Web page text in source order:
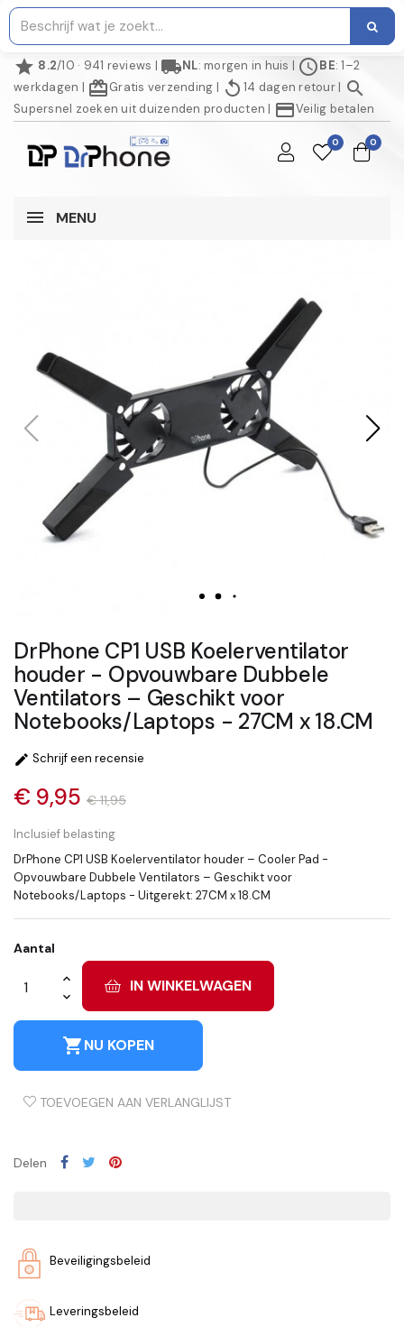
star 8.2/10 · 941 reviews | local_shippingNL: morgen in huis | scheduleBE: 1–2
werkdagen | redeemGratis verzending | replay 14 dagen retour| search
Supersnel zoeken uit duizenden producten | credit_cardVeilig betalen
0 0
MENU
DrPhone CP1 USB Koelerventilator
houder - Opvouwbare Dubbele
Ventilators – Geschikt voor
Notebooks/Laptops - 27CM x 18.CM
 Schrijf een recensie
€ 9,95 € 11,95
Inclusief belasting
DrPhone CP1 USB Koelerventilator houder – Cooler Pad -
Opvouwbare Dubbele Ventilators – Geschikt voor
Notebooks/Laptops - Uitgerekt: 27CM x 18.CM
Aantal
IN WINKELWAGEN
shopping_cartNU KOPEN
TOEVOEGEN AAN VERLANGLIJST
Delen
Beveiligingsbeleid
Leveringsbeleid